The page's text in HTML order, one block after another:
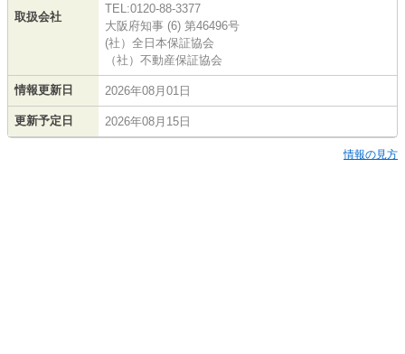
取扱会社
TEL:0120-88-3377
大阪府知事 (6) 第46496号
(社）全日本保証協会
（社）不動産保証協会
情報更新日 2026年08月01日
更新予定日 2026年08月15日
情報の見方